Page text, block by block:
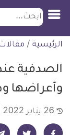
التخطي
للمحتوى
ابحث
الرئيسية /
الصدفية
وأعراضها
شارك على فيسبوك - ديلي ميديكال انفو شارك على تويتر - ديلي ميديكال انفو